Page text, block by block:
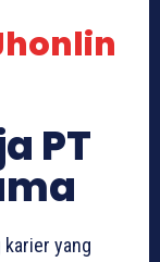
PT
yang